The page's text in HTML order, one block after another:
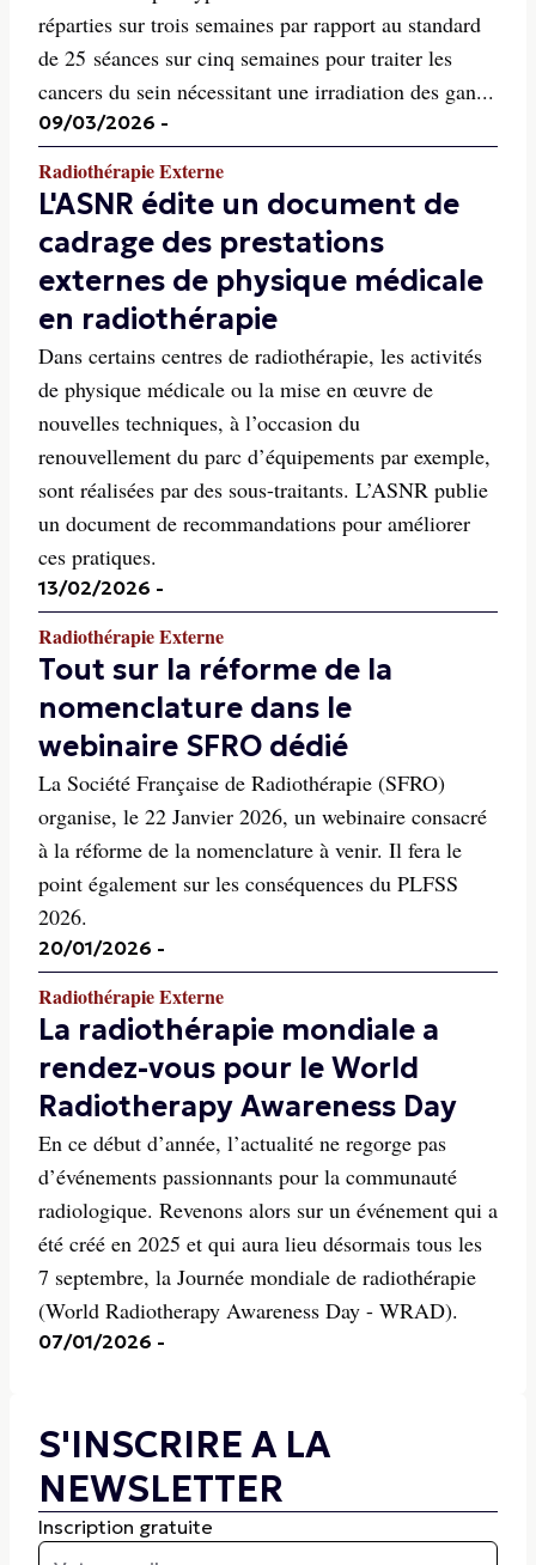
réparties sur trois semaines par rapport au standard
de 25 séances sur cinq semaines pour traiter les
cancers du sein nécessitant une irradiation des gan...
09/03/2026 -
Radiothérapie Externe
L'ASNR édite un document de
cadrage des prestations
externes de physique médicale
en radiothérapie
Dans certains centres de radiothérapie, les activités
de physique médicale ou la mise en œuvre de
nouvelles techniques, à l’occasion du
renouvellement du parc d’équipements par exemple,
sont réalisées par des sous-traitants. L’ASNR publie
un document de recommandations pour améliorer
ces pratiques.
13/02/2026 -
Radiothérapie Externe
Tout sur la réforme de la
nomenclature dans le
webinaire SFRO dédié
La Société Française de Radiothérapie (SFRO)
organise, le 22 Janvier 2026, un webinaire consacré
à la réforme de la nomenclature à venir. Il fera le
point également sur les conséquences du PLFSS
2026.
20/01/2026 -
Radiothérapie Externe
La radiothérapie mondiale a
rendez-vous pour le World
Radiotherapy Awareness Day
En ce début d’année, l’actualité ne regorge pas
d’événements passionnants pour la communauté
radiologique. Revenons alors sur un événement qui a
été créé en 2025 et qui aura lieu désormais tous les
7 septembre, la Journée mondiale de radiothérapie
(World Radiotherapy Awareness Day - WRAD).
07/01/2026 -
S'INSCRIRE A LA
NEWSLETTER
Inscription gratuite